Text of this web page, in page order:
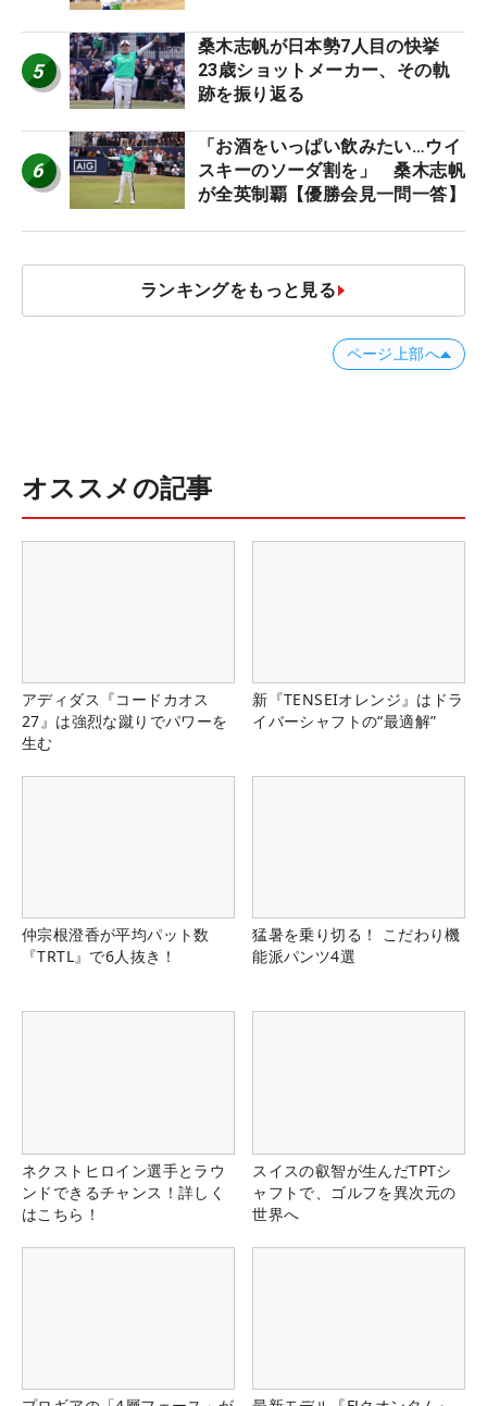
5
桑木志帆が日本勢7人目の快挙
23歳ショットメーカー、その軌
跡を振り返る
6
「お酒をいっぱい飲みたい…ウイ
スキーのソーダ割を」 桑木志帆
が全英制覇【優勝会見一問一答】
ランキングをもっと見る
ページ上部へ
オススメの記事
アディダス『コードカオス
27』は強烈な蹴りでパワーを
生む
新『TENSEIオレンジ』はドラ
イバーシャフトの“最適解”
仲宗根澄香が平均パット数
『TRTL』で6人抜き！
猛暑を乗り切る！ こだわり機
能派パンツ4選
ネクストヒロイン選手とラウ
ンドできるチャンス！詳しく
はこちら！
スイスの叡智が生んだTPTシ
ャフトで、ゴルフを異次元の
世界へ